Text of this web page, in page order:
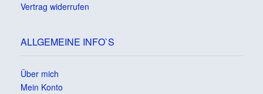
Vertrag widerrufen
ALLGEMEINE INFO`S
Über mich
Mein Konto